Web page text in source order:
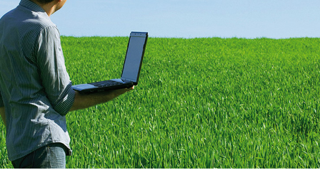
INCOMPANY
CONTACT